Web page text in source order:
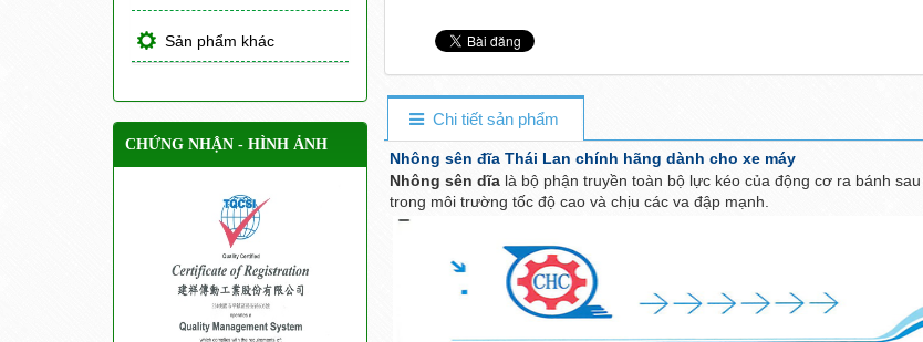
Chi tiết sản phẩm
Nhông sên đĩa Thái Lan chính hãng dành cho xe máy
Nhông sên dĩa là bộ phận truyền toàn bộ lực kéo của động cơ ra bánh
trong môi trường tốc độ cao và chịu các va đập mạnh.
Sản phẩm khác
CHỨNG NHẬN - HÌNH ẢNH